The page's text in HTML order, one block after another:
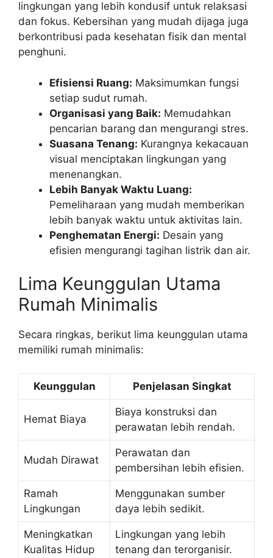
lingkungan yang lebih kondusif untuk relaksasi
dan fokus. Kebersihan yang mudah dijaga juga
berkontribusi pada kesehatan fisik dan mental
penghuni.
Efisiensi Ruang: Maksimumkan fungsi
setiap sudut rumah.
Organisasi yang Baik: Memudahkan
pencarian barang dan mengurangi stres.
Suasana Tenang: Kurangnya kekacauan
visual menciptakan lingkungan yang
menenangkan.
Lebih Banyak Waktu Luang:
Pemeliharaan yang mudah memberikan
lebih banyak waktu untuk aktivitas lain.
Penghematan Energi: Desain yang
efisien mengurangi tagihan listrik dan air.
Lima Keunggulan Utama
Rumah Minimalis
Secara ringkas, berikut lima keunggulan utama
memiliki rumah minimalis:
Keunggulan Penjelasan Singkat
Hemat Biaya
Biaya konstruksi dan
perawatan lebih rendah.
Mudah Dirawat
Perawatan dan
pembersihan lebih efisien.
Ramah
Lingkungan
Menggunakan sumber
daya lebih sedikit.
Meningkatkan
Kualitas Hidup
Lingkungan yang lebih
tenang dan terorganisir.